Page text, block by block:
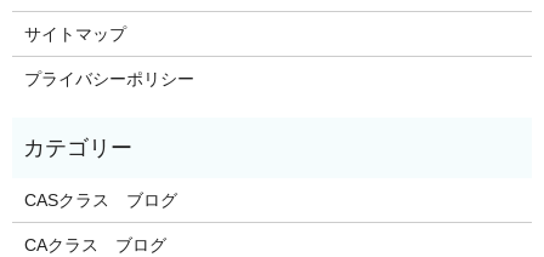
サイトマップ
プライバシーポリシー
CASクラス ブログ
CAクラス ブログ